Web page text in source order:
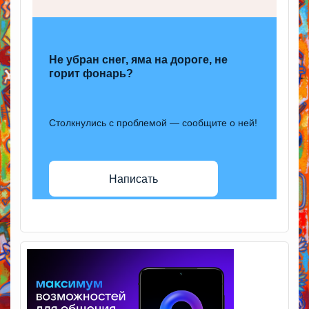
Не убран снег, яма на дороге, не
горит фонарь?
Столкнулись с проблемой — сообщите о ней!
Написать